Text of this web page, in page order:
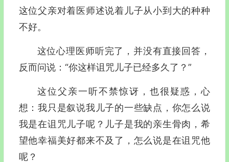
这位父亲对着医师述说着儿子从小到大的种种
不好。
这位心理医师听完了，并没有直接回答，
反而问说：“你这样诅咒儿子已经多久了？”
这位父亲一听不禁惊讶，也很疑惑，心
想：我只是叙说我儿子的一些缺点，你怎么说
我是在诅咒儿子呢？儿子是我的亲生骨肉，希
望他幸福美好都来不及了，怎么说是在诅咒他
呢？